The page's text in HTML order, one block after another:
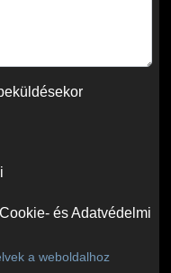
és Adatvédelmi
a weboldalhoz